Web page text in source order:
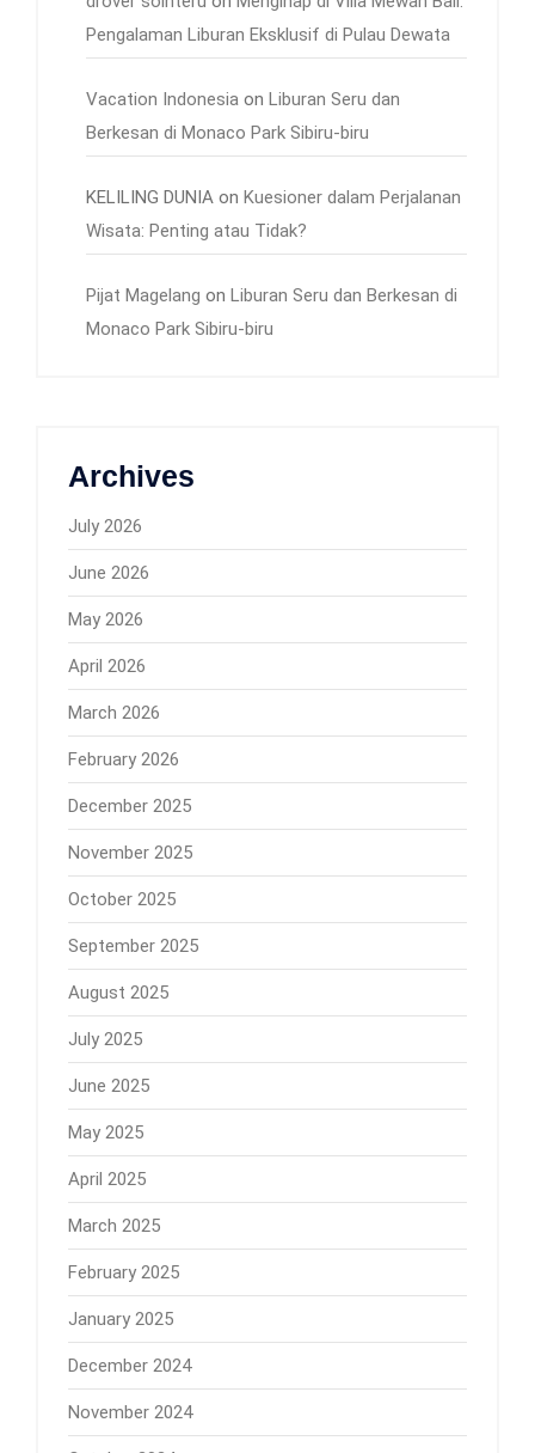
Pengalaman Liburan Eksklusif di Pulau Dewata
Vacation Indonesia on Liburan Seru dan
Berkesan di Monaco Park Sibiru-biru
KELILING DUNIA on Kuesioner dalam Perjalanan
Wisata: Penting atau Tidak?
Pijat Magelang on Liburan Seru dan Berkesan di
Monaco Park Sibiru-biru
Archives
July 2026
June 2026
May 2026
April 2026
March 2026
February 2026
December 2025
November 2025
October 2025
September 2025
August 2025
July 2025
June 2025
May 2025
April 2025
March 2025
February 2025
January 2025
December 2024
November 2024